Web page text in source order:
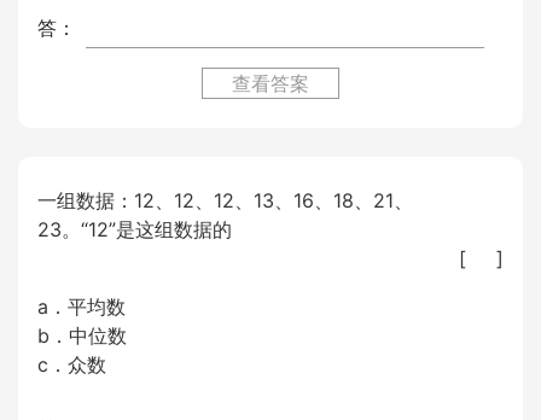
答：
查看答案
一组数据：12、12、12、13、16、18、21、
23。“12”是这组数据的
[ ]
a．平均数
b．中位数
c．众数